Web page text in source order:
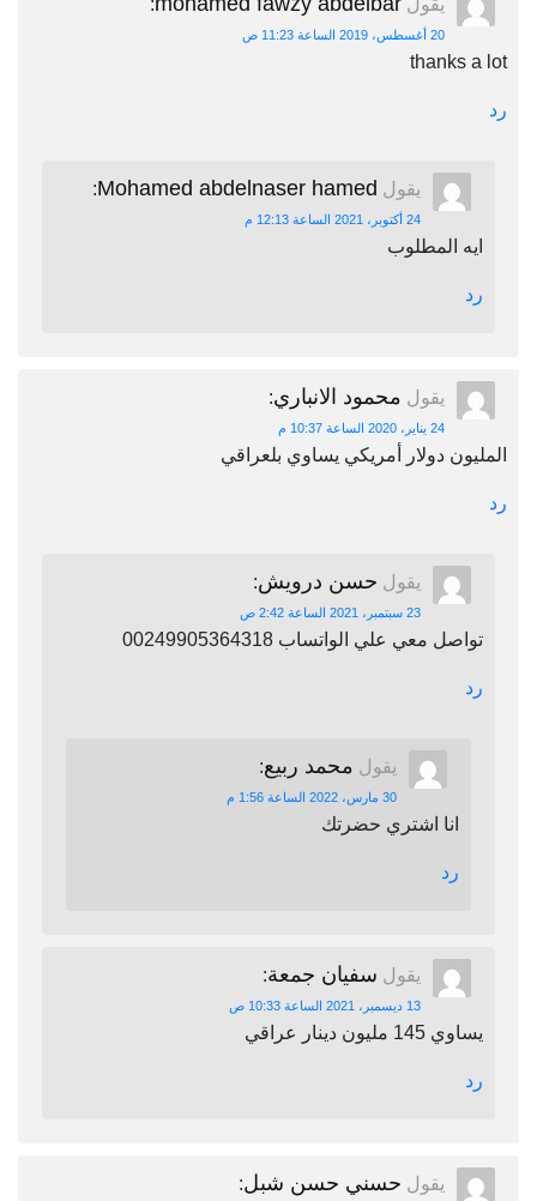
يقول :
20 أغسطس، 2019 الساعة 11:23 ص
thanks a lot
رد
يقول Mohamed abdelnaser hamed
:
24 أكتوبر، 2021 الساعة 12:13 م
ايه المطلوب
رد
يقول محمود الانباري:
24 يناير، 2020 الساعة 10:37 م
المليون دولار أمريكي يساوي بلعراقي
رد
يقول حسن درويش:
23 سبتمبر، 2021 الساعة 2:42 ص
تواصل معي علي الواتساب 00249905364318
رد
يقول محمد ربيع:
30 مارس، 2022 الساعة 1:56 م
انا اشتري حضرتك
رد
يقول سفيان جمعة:
13 ديسمبر، 2021 الساعة 10:33 ص
يساوي 145 مليون دينار عراقي
رد
يقول حسني حسن شبل: